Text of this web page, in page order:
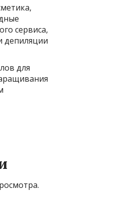
сервиса,
депиляции
для